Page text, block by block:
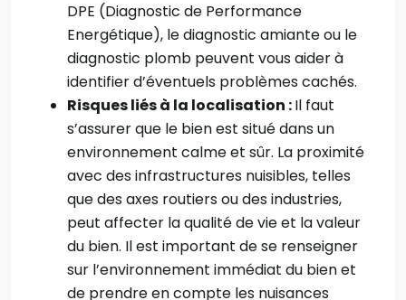
DPE (Diagnostic de Performance
Energétique), le diagnostic amiante ou le
diagnostic plomb peuvent vous aider à
identifier d’éventuels problèmes cachés.
Risques liés à la localisation :Il faut
s’assurer que le bien est situé dans un
environnement calme et sûr. La proximité
avec des infrastructures nuisibles, telles
que des axes routiers ou des industries,
peut affecter la qualité de vie et la valeur
du bien. Il est important de se renseigner
sur l’environnement immédiat du bien et
de prendre en compte les nuisances